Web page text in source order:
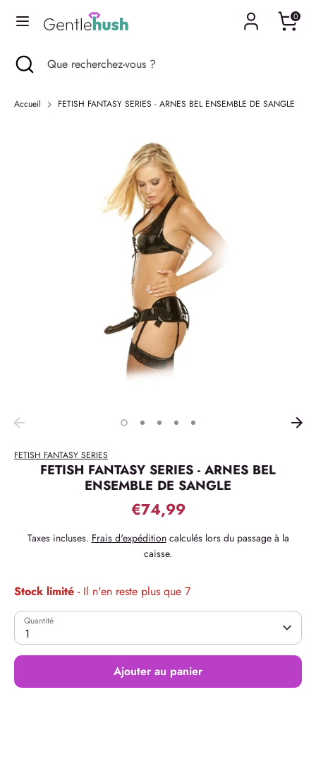
0
LangueFrançais
Recherche
Que
vous
Recherche
Que
?
Fermer
Accueil FETISH FANTASY SERIES - ARNES BEL ENSEMBLE DE SANGLE
FETISH FANTASY SERIES
FETISH FANTASY SERIES - ARNES BEL
ENSEMBLE DE SANGLE
€74,99
Taxes incluses. Frais d'expéditioncalculés lors du passage à la
caisse.
Stock limité - Il n'en reste plus que 7
Quantité
1
Ajouter au panier